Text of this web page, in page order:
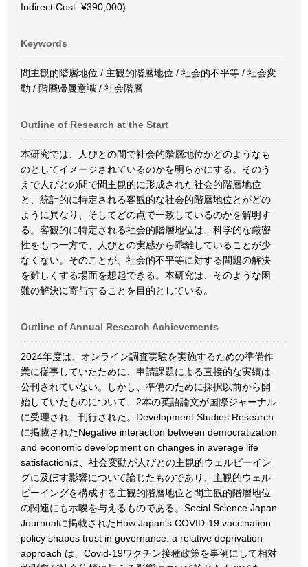
Indirect Cost: ¥390,000)
Keywords
間主観的階層地位 / 主観的階層地位 / 社会的不平等 / 社会変
動 / 階層帰属意識 / 社会階層
Outline of Research at the Start
本研究では、人びとの間で社会的階層地位がどのようなも
のとしてイメージされているのかを明らかにする。そのう
えで人びとの間で間主観的に形成された社会的階層地位
と、統計的に特定される客観的な社会的階層地位とがどの
ように異なり、そしてどの点で一致しているのかを解明す
る。客観的に特定される社会的階層地位は、科学的な厳密
性をもつ一方で、人びとの実感から乖離していることが少
なくない。そのことが、社会的不平等に対する問題の解決
を難しくする場面を想起できる。本研究は、そのような困
難の解決に寄与することを目的としている。
Outline of Annual Research Achievements
2024年度は、オンライン調査実験を実施するための準備作
業に従事していたために、申請課題による直接的な実績は
公刊されていない。しかし、準備のために採択以前から開
始していたものについて、2本の英語論文が国際ジャーナル
に受理され、刊行された。Development Studies Research
に掲載されたNegative interaction between democratization
and economic development on changes in average life
satisfactionは、社会変動が人びとの主観的ウェルビーイン
グに及ぼす影響について論じたものであり、主観的ウェル
ビーイングを構成する主観的階層地位と間主観的階層地位
の関連にも示唆を与えるものである。Social Science Japan
Journnalに掲載されたHow Japan's COVID-19 vaccination
policy shapes trust in governance: a relative deprivation
approach は、Covid-19ワクチン接種政策を事例にして相対